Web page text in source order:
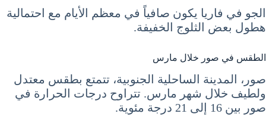
الجو في فاريا يكون صافياً في معظم الأيام مع احتمالية
هطول بعض الثلوج الخفيفة.
الطقس في صور خلال مارس
صور، المدينة الساحلية الجنوبية، تتمتع بطقس معتدل
ولطيف خلال شهر مارس. تتراوح درجات الحرارة في
صور بين 16 إلى 21 درجة مئوية.